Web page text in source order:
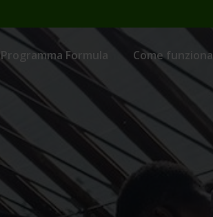
Programma Formula Come funziona